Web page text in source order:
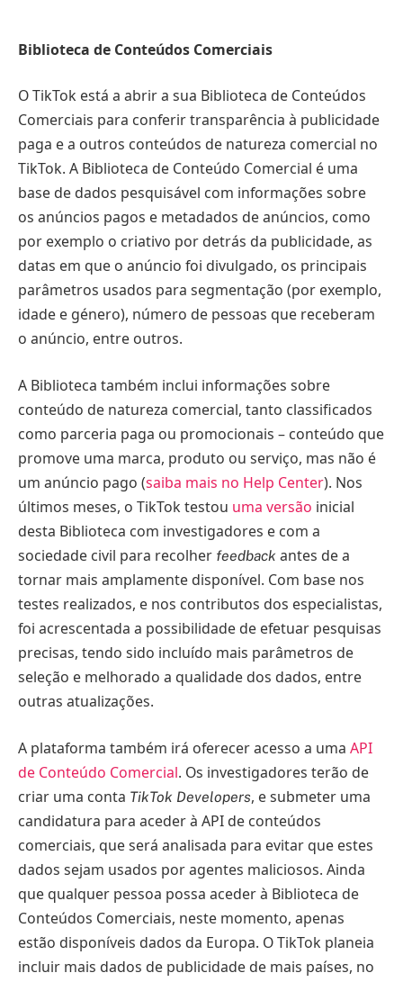
Biblioteca de Conteúdos Comerciais
O TikTok está a abrir a sua Biblioteca de Conteúdos
Comerciais para conferir transparência à publicidade
paga e a outros conteúdos de natureza comercial no
TikTok. A Biblioteca de Conteúdo Comercial é uma
base de dados pesquisável com informações sobre
os anúncios pagos e metadados de anúncios, como
por exemplo o criativo por detrás da publicidade, as
datas em que o anúncio foi divulgado, os principais
parâmetros usados para segmentação (por exemplo,
idade e género), número de pessoas que receberam
o anúncio, entre outros.
A Biblioteca também inclui informações sobre
conteúdo de natureza comercial, tanto classificados
como parceria paga ou promocionais – conteúdo que
promove uma marca, produto ou serviço, mas não é
um anúncio pago (saiba mais no Help Center). Nos
últimos meses, o TikTok testou uma versão inicial
desta Biblioteca com investigadores e com a
sociedade civil para recolher feedback antes de a
tornar mais amplamente disponível. Com base nos
testes realizados, e nos contributos dos especialistas,
foi acrescentada a possibilidade de efetuar pesquisas
precisas, tendo sido incluído mais parâmetros de
seleção e melhorado a qualidade dos dados, entre
outras atualizações.
A plataforma também irá oferecer acesso a uma API
de Conteúdo Comercial. Os investigadores terão de
criar uma conta TikTok Developers, e submeter uma
candidatura para aceder à API de conteúdos
comerciais, que será analisada para evitar que estes
dados sejam usados por agentes maliciosos. Ainda
que qualquer pessoa possa aceder à Biblioteca de
Conteúdos Comerciais, neste momento, apenas
estão disponíveis dados da Europa. O TikTok planeia
incluir mais dados de publicidade de mais países, no